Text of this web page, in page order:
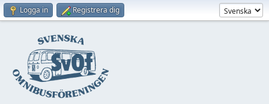
Logga in Registrera dig